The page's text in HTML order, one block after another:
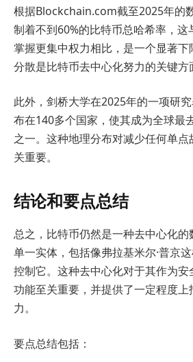
根据Blockchain.com截至2025年的
制着不到60%的比特币总哈希率，
掌握更集中权力相比，是一个显著
分散是比特币去中心化努力的关键方
此外，剑桥大学在2025年的一项研
布在140多个国家，使其成为全球最
之一。这种地理分布对减少任何单
关重要。
结论和要点总结
总之，比特币仍然是一种去中心化
单一实体，包括像弗拉基米尔·普京
控制它。这种去中心化对于其作为
功能至关重要，并提供了一定程度
力。
要点总结包括：